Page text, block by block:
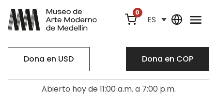
0
ES
Dona en USD Dona en COP
Abierto hoy de 11:00 a.m. a 7:00 p.m.